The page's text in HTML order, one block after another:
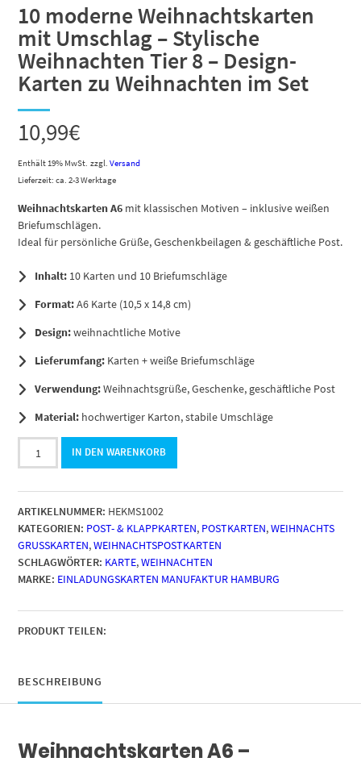
10 moderne Weihnachtskarten
mit Umschlag – Stylische
Weihnachten Tier 8 – Design-
Karten zu Weihnachten im Set
10,99€
Enthält 19% MwSt. zzgl.Versand
Lieferzeit: ca. 2-3 Werktage
Weihnachtskarten A6 mit klassischen Motiven – inklusive weißen
Briefumschlägen.
Ideal für persönliche Grüße, Geschenkbeilagen & geschäftliche Post.
Inhalt: 10 Karten und 10 Briefumschläge
Format:A6 Karte (10,5 x 14,8 cm)
Design:weihnachtliche Motive
Lieferumfang: Karten + weiße Briefumschläge
Verwendung:Weihnachtsgrüße, Geschenke, geschäftliche Post
Material: hochwertiger Karton, stabile Umschläge
moderne
mit
Umschlag
-
Stylische
Weihnachten
Tier
-
Design-
Weihnachten
im
IN DEN WARENKORB
ARTIKELNUMMER: HEKMS1002
KATEGORIEN: POST- & KLAPPKARTEN, POSTKARTEN,WEIHNACHTS
GRUSSKARTEN ,WEIHNACHTSPOSTKARTEN
SCHLAGWÖRTER: KARTE,WEIHNACHTEN
MARKE: EINLADUNGSKARTEN MANUFAKTUR HAMBURG
PRODUKT TEILEN:
BESCHREIBUNG
Weihnachtskarten A6 –